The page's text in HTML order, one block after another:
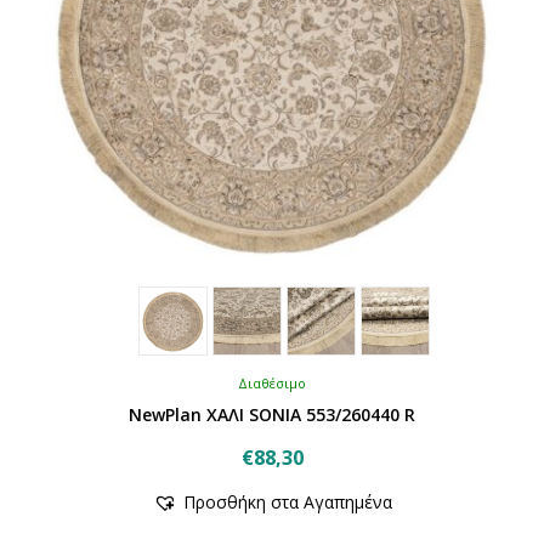
του
προϊόντος
Διαθέσιμο
NewPlan ΧΑΛΙ SONIA 553/260440 R
€88,30
το
Προσθήκη στα Αγαπημένα